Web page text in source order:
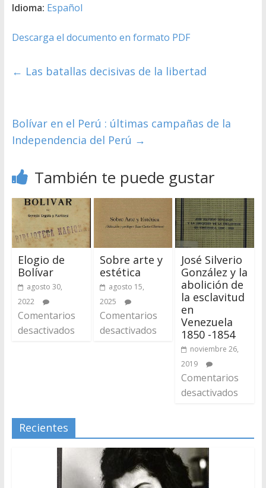
Idioma: Español
Descarga el documento en formato PDF
← Las batallas decisivas de la libertad
Bolívar en el Perú : últimas campañas de la
Independencia del Perú →
También te puede gustar
Elogio de
Bolívar
agosto 30,
2022
Comentarios
desactivados
Sobre arte y
estética
agosto 15,
2025
Comentarios
desactivados
José Silverio
González y la
abolición de
la esclavitud
en
Venezuela
1850 -1854
noviembre 26,
2019
Comentarios
desactivados
Recientes